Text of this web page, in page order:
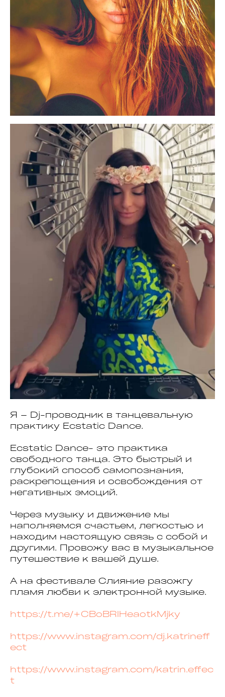
Я – Dj-проводник в танцевальную
практику Ecstatic Dance.
Ecstatic Dance- это практика
свободного танца. Это быстрый и
глубокий способ самопознания,
раскрепощения и освобождения от
негативных эмоций.
Через музыку и движение мы
наполняемся счастьем, легкостью и
находим настоящую связь с собой и
другими. Провожу вас в музыкальное
путешествие к вашей душе.
А на фестивале Слияние разожгу
пламя любви к электронной музыке.
https://t.me/+CBoBRlHeaotkMjky
https://www.instagram.com/dj.katrineff
ect
https://www.instagram.com/katrin.effec
t